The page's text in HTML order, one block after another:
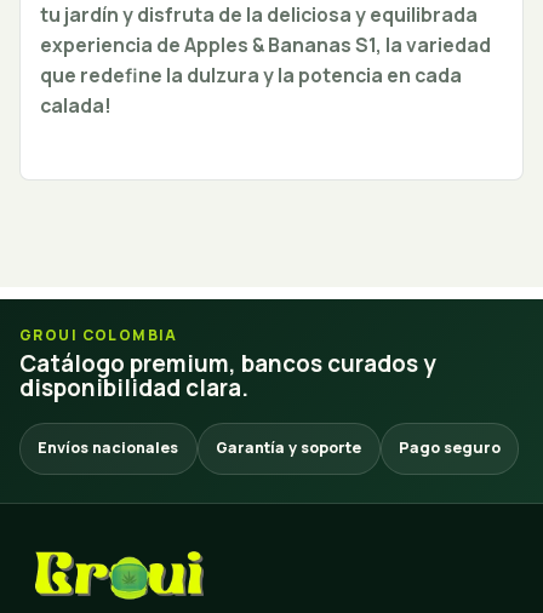
tu jardín y disfruta de la deliciosa y equilibrada
experiencia de Apples & Bananas S1, la variedad
que redefine la dulzura y la potencia en cada
calada!
GROUI COLOMBIA
Catálogo premium, bancos curados y
disponibilidad clara.
Envíos nacionales Garantía y soporte Pago seguro